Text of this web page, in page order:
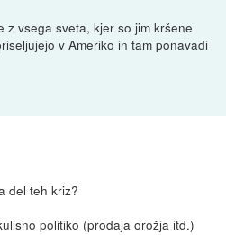
z vsega sveta, kjer so jim kršene
v Ameriko in tam ponavadi
del teh kriz?
politiko (prodaja orožja itd.)